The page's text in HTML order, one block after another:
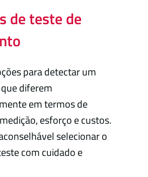
de teste de
para detectar um
diferem
em termos de
esforço e custos.
selecionar o
com cuidado e